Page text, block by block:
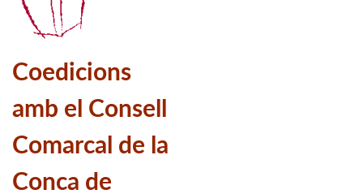
Coedicions
amb el Consell
Comarcal de la
Conca de